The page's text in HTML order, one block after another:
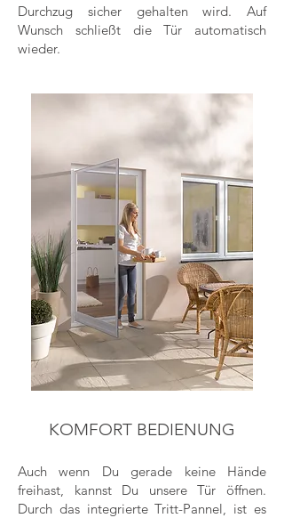
Durchzug sicher gehalten wird. Auf
Wunsch schließt die Tür automatisch
wieder.
KOMFORT BEDIENUNG
Auch wenn Du gerade keine Hände
freihast, kannst Du unsere Tür öffnen.
Durch das integrierte Tritt-Pannel, ist es